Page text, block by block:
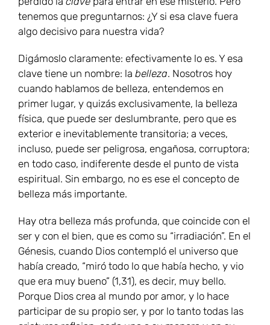
tenemos que preguntarnos: ¿Y si esa clave fuera
algo decisivo para nuestra vida?
Digámoslo claramente: efectivamente lo es. Y esa
clave tiene un nombre: la belleza. Nosotros hoy
cuando hablamos de belleza, entendemos en
primer lugar, y quizás exclusivamente, la belleza
física, que puede ser deslumbrante, pero que es
exterior e inevitablemente transitoria; a veces,
incluso, puede ser peligrosa, engañosa, corruptora;
en todo caso, indiferente desde el punto de vista
espiritual. Sin embargo, no es ese el concepto de
belleza más importante.
Hay otra belleza más profunda, que coincide con el
ser y con el bien, que es como su “irradiación”. En el
Génesis, cuando Dios contempló el universo que
había creado, “miró todo lo que había hecho, y vio
que era muy bueno” (1,31), es decir, muy bello.
Porque Dios crea al mundo por amor, y lo hace
participar de su propio ser, y por lo tanto todas las